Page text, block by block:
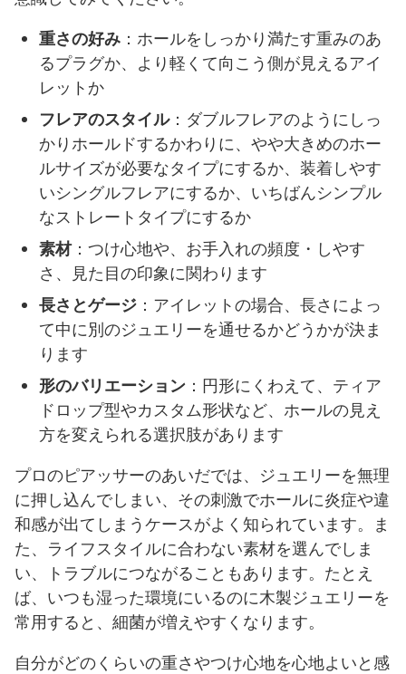
重さの好み ：ホールをしっかり満たす重みのあ
るプラグか、より軽くて向こう側が見えるアイ
レットか
フレアのスタイル：ダブルフレアのようにしっ
かりホールドするかわりに、やや大きめのホー
ルサイズが必要なタイプにするか、装着しやす
いシングルフレアにするか、いちばんシンプル
なストレートタイプにするか
素材：つけ心地や、お手入れの頻度・しやす
さ、見た目の印象に関わります
長さとゲージ ：アイレットの場合、長さによっ
て中に別のジュエリーを通せるかどうかが決ま
ります
形のバリエーション ：円形にくわえて、ティア
ドロップ型やカスタム形状など、ホールの見え
方を変えられる選択肢があります
プロのピアッサーのあいだでは、ジュエリーを無理
に押し込んでしまい、その刺激でホールに炎症や違
和感が出てしまうケースがよく知られています。ま
た、ライフスタイルに合わない素材を選んでしま
い、トラブルにつながることもあります。たとえ
ば、いつも湿った環境にいるのに木製ジュエリーを
常用すると、細菌が増えやすくなります。
自分がどのくらいの重さやつけ心地を心地よいと感